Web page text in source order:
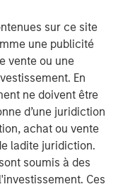
sur ce site
une publicité
vente ou une
En
ne doivent être
d’une juridiction
achat ou vente
ladite juridiction.
soumis à des
Ces
pricing suggests
persist, thus